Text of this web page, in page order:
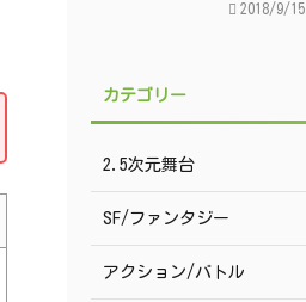
2018/9/15
カテゴリー
2.5次元舞台
SF/ファンタジー
アクション/バトル